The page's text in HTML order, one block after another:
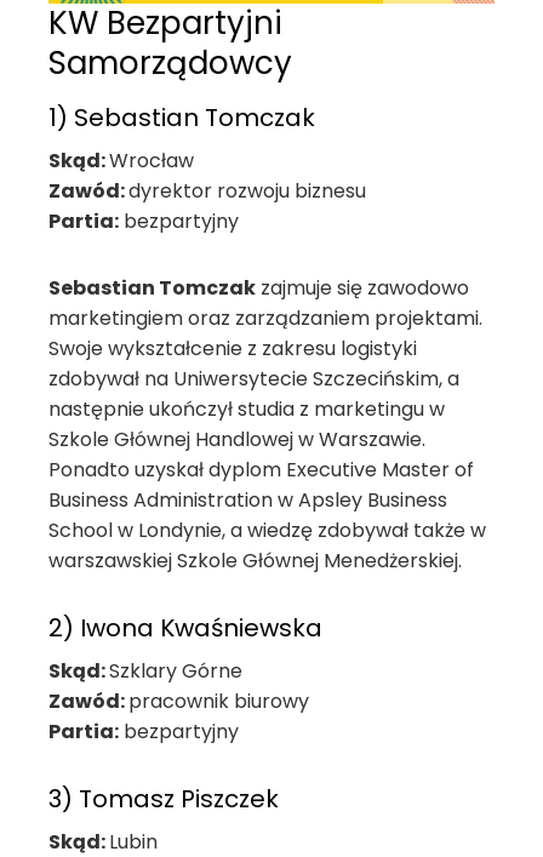
KW Bezpartyjni
Samorządowcy
1) Sebastian Tomczak
Skąd:Wrocław
Zawód:dyrektor rozwoju biznesu
Partia: bezpartyjny
Sebastian Tomczak zajmuje się zawodowo
marketingiem oraz zarządzaniem projektami.
Swoje wykształcenie z zakresu logistyki
zdobywał na Uniwersytecie Szczecińskim, a
następnie ukończył studia z marketingu w
Szkole Głównej Handlowej w Warszawie.
Ponadto uzyskał dyplom Executive Master of
Business Administration w Apsley Business
School w Londynie, a wiedzę zdobywał także w
warszawskiej Szkole Głównej Menedżerskiej.
2) Iwona Kwaśniewska
Skąd:Szklary Górne
Zawód:pracownik biurowy
Partia: bezpartyjny
3) Tomasz Piszczek
Skąd:Lubin